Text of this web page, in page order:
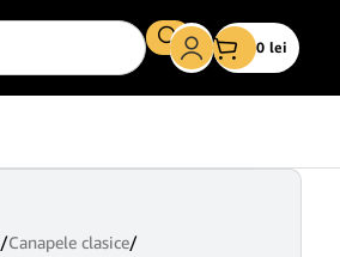
0 lei
/Canapele clasice/